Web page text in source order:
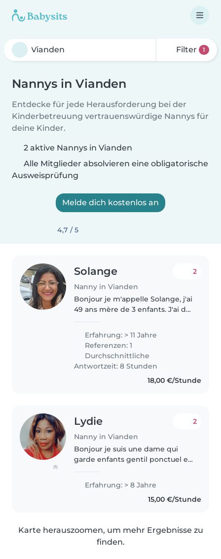
Filter 1
Nannys in Vianden
Entdecke für jede Herausforderung bei der
Kinderbetreuung vertrauenswürdige Nannys für
deine Kinder.
2 aktive Nannys in Vianden
Alle Mitglieder absolvieren eine obligatorische
Ausweisprüfung
Melde dich kostenlos an
4,7 / 5
Solange
Nanny in Vianden
2
Bonjour je m'appelle Solange, j'ai
49 ans mère de 3 enfants. J'ai de
depuis beaucoup d'années. Je
suis une personne sympathique,
joyeuse et assez drôle..
Erfahrung: > 11 Jahre
Referenzen: 1
Durchschnittliche
Antwortzeit: 8 Stunden
18,00 €/Stunde
(1)
Lydie
Nanny in Vianden
2
Bonjour je suis une dame qui
garde enfants gentil ponctuel et
précautions merci de me
contacter je garde les enfants
Erfahrung: > 8 Jahre
15,00 €/Stunde
Karte herauszoomen, um mehr Ergebnisse zu
finden.